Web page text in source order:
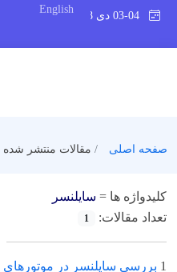
English
صفحه اصلی مقالات منتشر شده
کلیدواژه ها = سایلنسر
تعداد مقالات:
1
1 بررسی سایلنسر در موتورهای